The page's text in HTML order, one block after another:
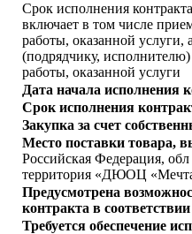
Срок исполнения
включает в том числе
работы, оказанной услуги,
(подрядчику,
работы, оказанной услуги
Дата начала исполнения
Срок исполнения
Закупка за счет
Место поставки товара,
Российская Федерация,
территория «ДЮОЦ
Предусмотрена
контракта в
Требуется обеспечение